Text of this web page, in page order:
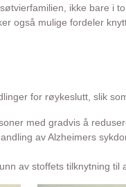
ikke bare i
også mulige fordeler
for røykeslutt, slik
med gradvis å
av Alzheimers
av stoffets tilknytning til